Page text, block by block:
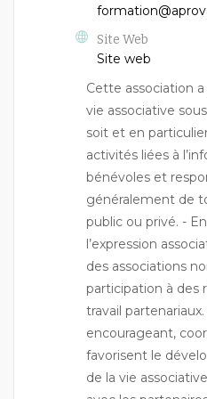
Site Web
Site web
Cette association
vie associative
soit et en
activités liées à
bénévoles et
généralement de
public ou privé. -
l’expression
des associations
participation à des
travail
encourageant,
favorisent le
de la vie